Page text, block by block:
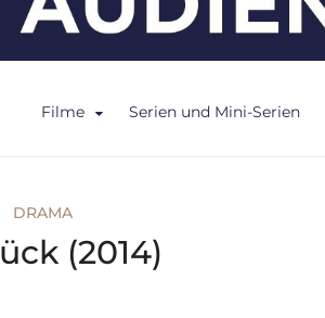
Filme Serien und Mini-Serien
DRAMA
(2014)